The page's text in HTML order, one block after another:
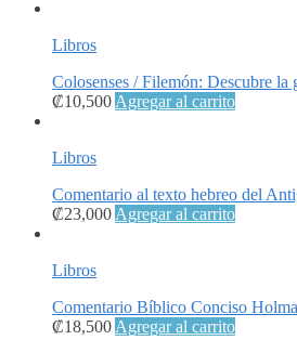
Libros
Colosenses / Filemón: Descubre
₡10,500 Agregar al carrito
Libros
Comentario al texto hebreo del
₡23,000 Agregar al carrito
Libros
Comentario Bíblico Conciso
₡18,500 Agregar al carrito